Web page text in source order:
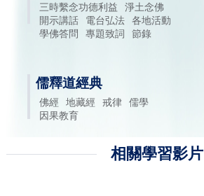
三時繫念功德利益
淨土念佛
開示講話
電台弘法
各地活動
學佛答問
專題致詞 節錄
儒釋道經典
佛經 地藏經 戒律
儒學
因果教育
相關學習影片